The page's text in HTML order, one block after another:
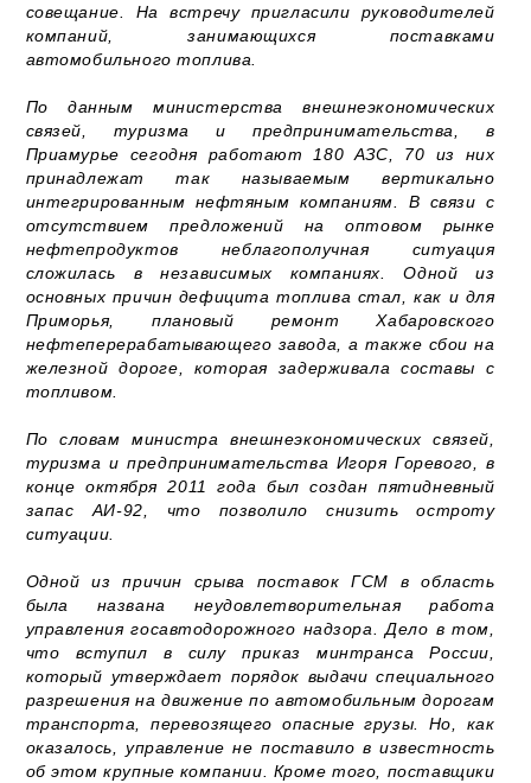
совещание. На встречу пригласили руководителей
компаний, занимающихся поставками
автомобильного топлива.
По данным министерства внешнеэкономических
связей, туризма и предпринимательства, в
Приамурье сегодня работают 180 АЗС, 70 из них
принадлежат так называемым вертикально
интегрированным нефтяным компаниям. В связи с
отсутствием предложений на оптовом рынке
нефтепродуктов неблагополучная ситуация
сложилась в независимых компаниях. Одной из
основных причин дефицита топлива стал, как и для
Приморья, плановый ремонт Хабаровского
нефтеперерабатывающего завода, а также сбои на
железной дороге, которая задерживала составы с
топливом.
По словам министра внешнеэкономических связей,
туризма и предпринимательства Игоря Горевого, в
конце октября 2011 года был создан пятидневный
запас АИ-92, что позволило снизить остроту
ситуации.
Одной из причин срыва поставок ГСМ в область
была названа неудовлетворительная работа
управления госавтодорожного надзора. Дело в том,
что вступил в силу приказ минтранса России,
который утверждает порядок выдачи специального
разрешения на движение по автомобильным дорогам
транспорта, перевозящего опасные грузы. Но, как
оказалось, управление не поставило в известность
об этом крупные компании. Кроме того, поставщики